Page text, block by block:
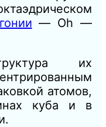
— Oh —
их
атомов,
куба и в